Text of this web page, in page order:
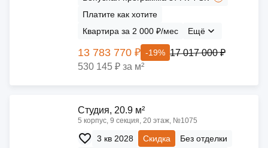
Платите как хотите
Квартира за 2 000 ₽/мес
Ещё
13 783 770 ₽ -19% 17 017 000 ₽
530 145 ₽ за м²
Cтудия, 20.9 м²
5 корпус, 9 секция, 20 этаж, №1075
3 кв 2028 Скидка
Без отделки